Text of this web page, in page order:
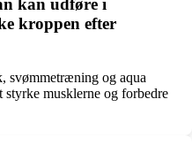
kan udføre i
kroppen efter
svømmetræning og aqua
musklerne og forbedre